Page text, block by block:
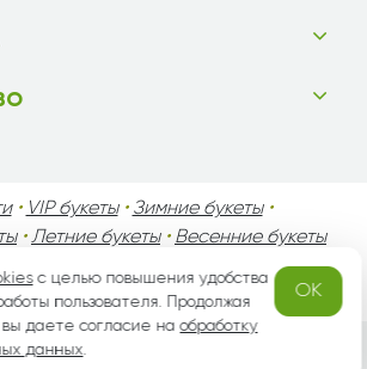
• VIP букеты• Зимние букеты•
•Летние букеты• Весенние букеты
•
Мужчин•Праздники!
с целью повышения удобства
пользователя. Продолжая
вы даете согласие наобработку
данных.
OK